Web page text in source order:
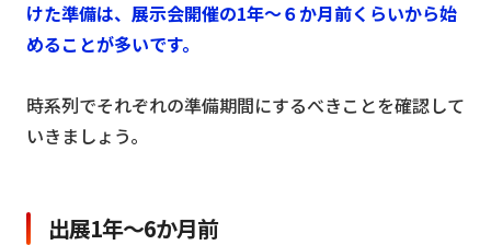
けた準備は、展示会開催の1年～６か月前くらいから始
めることが多いです。
時系列でそれぞれの準備期間にするべきことを確認して
いきましょう。
出展1年～6か月前